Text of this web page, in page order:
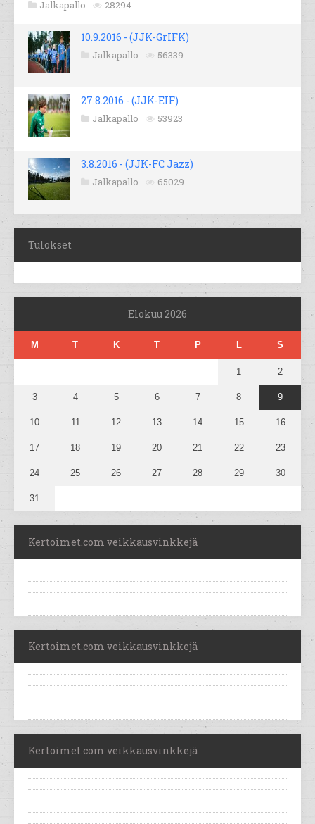
Jalkapallo 28294
10.9.2016 - (JJK-GrIFK)
Jalkapallo 56339
27.8.2016 - (JJK-EIF)
Jalkapallo 53923
3.8.2016 - (JJK-FC Jazz)
Jalkapallo 65029
Tulokset
Elokuu 2026
M T K T P L S
1 2
3 4 5 6 7 8 9
10 11 12 13 14 15 16
17 18 19 20 21 22 23
24 25 26 27 28 29 30
31
Kertoimet.com veikkausvinkkejä
Kertoimet.com veikkausvinkkejä
Kertoimet.com veikkausvinkkejä